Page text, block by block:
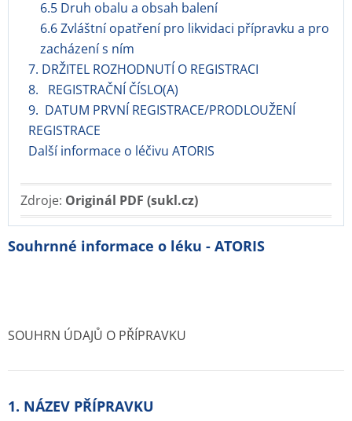
6.5 Druh obalu a obsah balení
6.6 Zvláštní opatření pro likvidaci přípravku a pro
zacházení s ním
7. DRŽITEL ROZHODNUTÍ O REGISTRACI
8. REGISTRAČNÍ ČÍSLO(A)
9. DATUM PRVNÍ REGISTRACE/PRODLOUŽENÍ
REGISTRACE
Další informace o léčivu ATORIS
Zdroje: Originál PDF (sukl.cz)
Souhrnné informace o léku - ATORIS
SOUHRN ÚDAJŮ O PŘÍPRAVKU
1. NÁZEV PŘÍPRAVKU